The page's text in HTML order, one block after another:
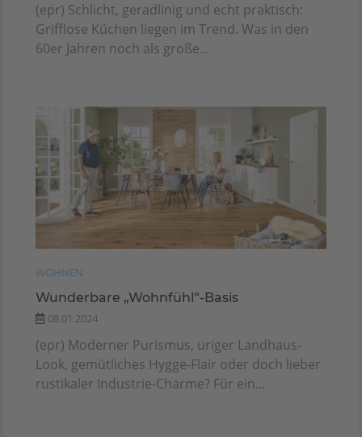
(epr) Schlicht, geradlinig und echt praktisch:
Grifflose Küchen liegen im Trend. Was in den
60er Jahren noch als große...
WOHNEN
Wunderbare „Wohnfühl“-Basis
08.01.2024
(epr) Moderner Purismus, uriger Landhaus-
Look, gemütliches Hygge-Flair oder doch lieber
rustikaler Industrie-Charme? Für ein...